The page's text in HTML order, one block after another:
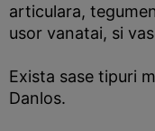
articulara,
usor vanatai, si
Exista sase tipuri
Danlos.